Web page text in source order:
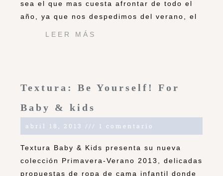
sea el que mas cuesta afrontar de todo el
año, ya que nos despedimos del verano, el
LEER MÁS
Textura: Be Yourself! For
Baby & kids
abril 18, 2013 1 comentario
Textura Baby & Kids presenta su nueva
colección Primavera-Verano 2013, delicadas
propuestas de ropa de cama infantil donde